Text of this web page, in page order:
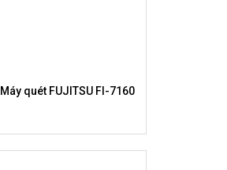
Máy quét FUJITSU FI-7160